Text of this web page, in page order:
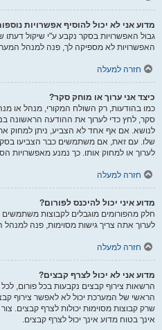
מדוע אני לא יכול להוסיף אפשרויות
גבול האפשרויות בסקר נקבע ע"י שיקול
האפשרויות לא מספיקה לך, פנה למנהל
חזרה למעלה
כיצד אני ערוך או מוחק סקר?
כמו בהודעות, רק השולח המקורי, מנהל או
סקר, לחץ כדי לערוך את ההודעה הראשונה
לנושא. אם אף אחד לא הצביע, ניתן למחוק
שלו. עם זאת, אם משתמשים כבר הצביעו
לערוך או למחוק אותו. כך נמנע
חזרה למעלה
מדוע איני יכול להיכנס לפורום?
חלק מהפורומים מוגבלים לקבוצות משתמשים
לערוך אתה צריך גישות מסוימות, פנה
חזרה למעלה
מדוע אני לא יכול לצרף קבצים?
הרשאות צירוף קבצים נקבעות בכל פורום,
הראשי של המערכת יכול לא לאפשר צירוף
שרק קבוצות מסוימות יכולות לצרף
אינך בטוח מדוע אינך יכול לצרף קבצים.